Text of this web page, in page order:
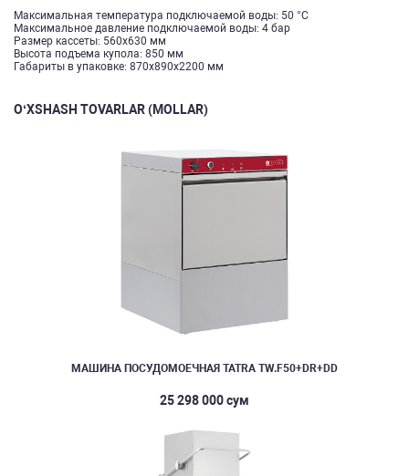
Максимальная температура подключаемой воды: 50 °C
Максимальное давление подключаемой воды: 4 бар
Размер кассеты: 560х630 мм
Высота подъема купола: 850 мм
Габариты в упаковке: 870х890х2200 мм
O‘XSHASH TOVARLAR (MOLLAR)
МАШИНА ПОСУДОМОЕЧНАЯ TATRA TW.F50+DR+DD
25 298 000 сум